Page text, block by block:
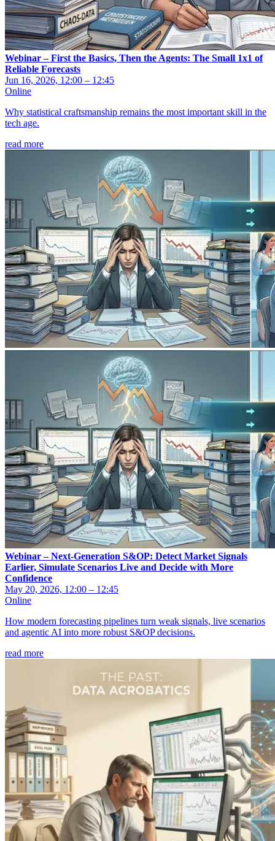
Webinar – First the Basics, Then the Agents: The Small 1x1 of
Reliable Forecasts
Jun 16, 2026, 12:00 – 12:45
Online
Why statistical craftsmanship remains the most important skill in the
tech age.
read more
Webinar – Next-Generation S&OP: Detect Market Signals
Earlier, Simulate Scenarios Live and Decide with More
Confidence
May 20, 2026, 12:00 – 12:45
Online
How modern forecasting pipelines turn weak signals, live scenarios
and agentic AI into more robust S&OP decisions.
read more